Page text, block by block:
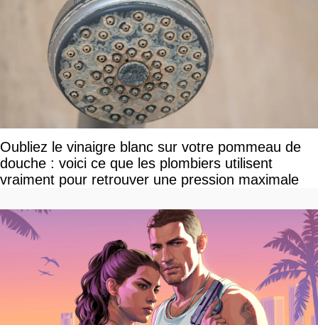
Oubliez le vinaigre blanc sur votre pommeau de
douche : voici ce que les plombiers utilisent
vraiment pour retrouver une pression maximale